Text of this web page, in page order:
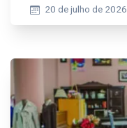
20 de julho de 2026